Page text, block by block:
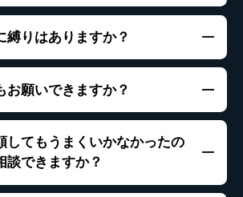
常は3〜6ヶ月で効果を実感していただけ
。弊社側でも最速で目的達成できるよう
。
縛りはありますか？
プランは最低6ヶ月の契約期間とさせてい
ます。ただし不安な場合には、トライア
ート動画2本分の代行)を用意させていた
お願いできますか？
の広告運用も対応可能です。キャンペー
せて適宜行うことができます。(別途広告
します)
してもうまくいかなかったの
談できますか？